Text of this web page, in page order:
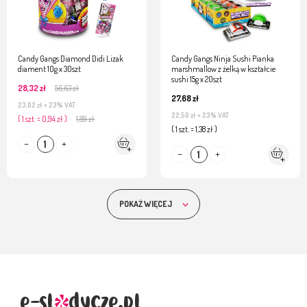
Candy Gangs Diamond Didi Lizak
diament 10g x 30szt
28,32 zł
56,63 zł
23,02 zł + 23% VAT
( 1 szt. = 0,94 zł ) 1,89 zł
Candy Gangs Ninja Sushi Pianka
marshmallow z żelką w kształcie
sushi 15g x 20szt
27,68 zł
22,50 zł + 23% VAT
( 1 szt. = 1,38 zł )
POKAŻ WIĘCEJ